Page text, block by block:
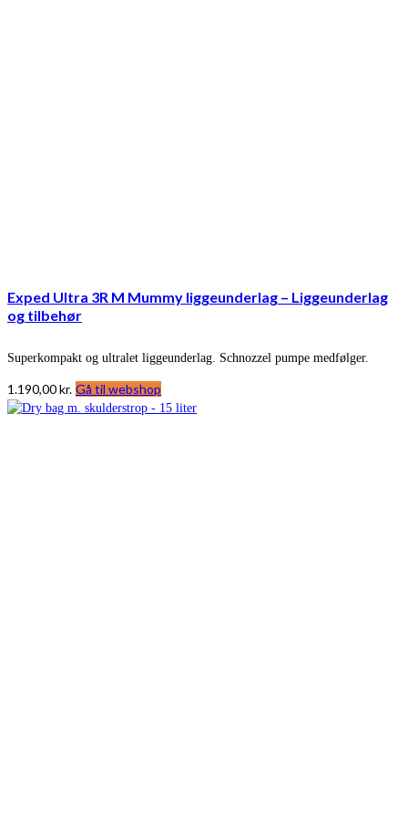
Exped Ultra 3R M Mummy liggeunderlag – Liggeunderlag
og tilbehør
Superkompakt og ultralet liggeunderlag. Schnozzel pumpe medfølger.
1.190,00kr. Gå til webshop